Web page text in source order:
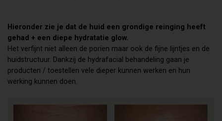
Hieronder zie je dat de huid een grondige reinging heeft
gehad + een diepe hydratatie glow.
Het verfijnt niet alleen de porien maar ook de fijne lijntjes en de
huidstructuur. Dankzij de hydrafacial behandeling gaan je
producten / toestellen vele dieper kunnen werken en hun
werking kunnen doen.